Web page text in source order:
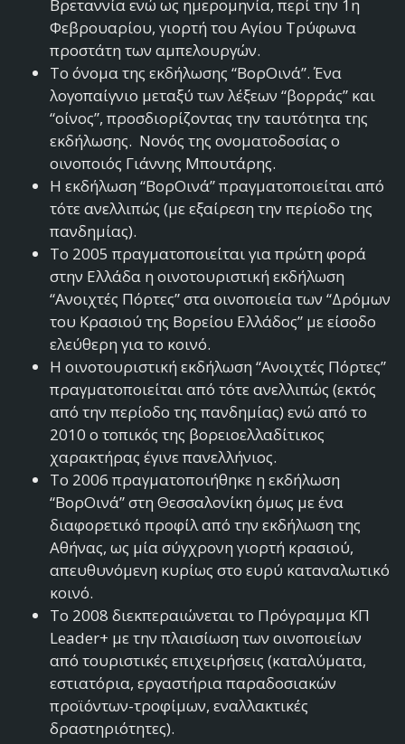
Βρεταννία ενώ ως ημερομηνία, περί την 1η
Φεβρουαρίου, γιορτή του Αγίου Τρύφωνα
προστάτη των αμπελουργών.
Το όνομα της εκδήλωσης “ΒορΟινά”. Ένα
λογοπαίγνιο μεταξύ των λέξεων “βορράς” και
“οίνος”, προσδιορίζοντας την ταυτότητα της
εκδήλωσης. Νονός της ονοματοδοσίας ο
οινοποιός Γιάννης Μπουτάρης.
Η εκδήλωση “ΒορΟινά” πραγματοποιείται από
τότε ανελλιπώς (με εξαίρεση την περίοδο της
πανδημίας).
Το 2005 πραγματοποιείται για πρώτη φορά
στην Ελλάδα η οινοτουριστική εκδήλωση
“Ανοιχτές Πόρτες” στα οινοποιεία των “Δρόμων
του Κρασιού της Βορείου Ελλάδος” με είσοδο
ελεύθερη για το κοινό.
Η οινοτουριστική εκδήλωση “Ανοιχτές Πόρτες”
πραγματοποιείται από τότε ανελλιπώς (εκτός
από την περίοδο της πανδημίας) ενώ από το
2010 ο τοπικός της βορειοελλαδίτικος
χαρακτήρας έγινε πανελλήνιος.
Το 2006 πραγματοποιήθηκε η εκδήλωση
“ΒορΟινά” στη Θεσσαλονίκη όμως με ένα
διαφορετικό προφίλ από την εκδήλωση της
Αθήνας, ως μία σύγχρονη γιορτή κρασιού,
απευθυνόμενη κυρίως στο ευρύ καταναλωτικό
κοινό.
Το 2008 διεκπεραιώνεται το Πρόγραμμα ΚΠ
Leader+ με την πλαισίωση των οινοποιείων
από τουριστικές επιχειρήσεις (καταλύματα,
εστιατόρια, εργαστήρια παραδοσιακών
προϊόντων-τροφίμων, εναλλακτικές
δραστηριότητες).